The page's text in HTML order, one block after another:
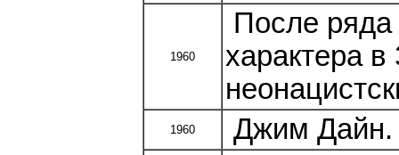
1960
После ряда
характера
1960 Джим Дайн.